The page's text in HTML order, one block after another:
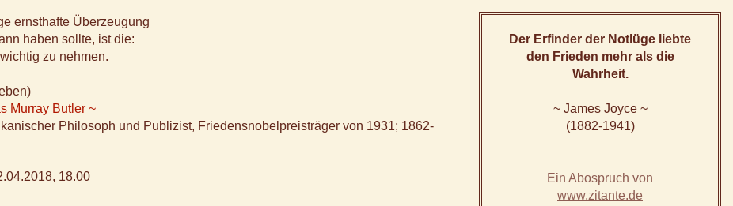
ernsthafte Überzeugung
haben sollte, ist die:
zu nehmen.
Murray Butler ~
Philosoph und Publizist, Friedensnobelpreisträger von 1931; 1862-
18.00
Der Erfinder der Notlüge liebte
den Frieden mehr als die
Wahrheit.
~ James Joyce ~
(1882-1941)
Ein Abospruch von
www.zitante.de